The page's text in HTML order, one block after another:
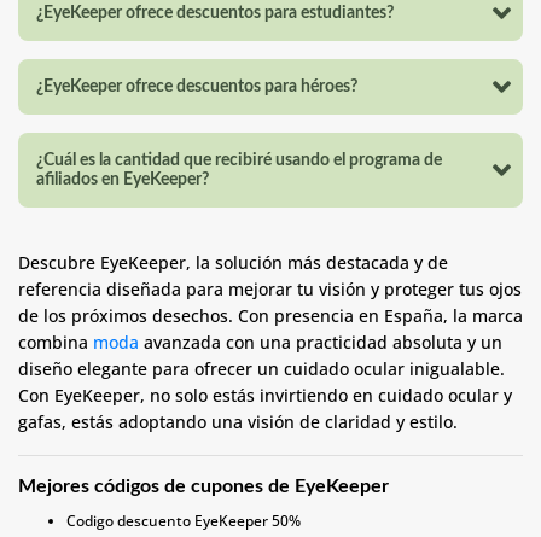
¿EyeKeeper ofrece descuentos para estudiantes?
¿EyeKeeper ofrece descuentos para héroes?
¿Cuál es la cantidad que recibiré usando el programa de
afiliados en EyeKeeper?
Descubre EyeKeeper, la solución más destacada y de
referencia diseñada para mejorar tu visión y proteger tus ojos
de los próximos desechos. Con presencia en España, la marca
combina moda avanzada con una practicidad absoluta y un
diseño elegante para ofrecer un cuidado ocular inigualable.
Con EyeKeeper, no solo estás invirtiendo en cuidado ocular y
gafas, estás adoptando una visión de claridad y estilo.
Mejores códigos de cupones de EyeKeeper
Codigo descuento EyeKeeper 50%